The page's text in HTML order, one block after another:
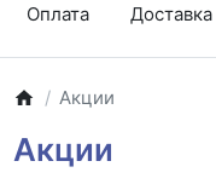
Оплата Доставка
Акции
Акции